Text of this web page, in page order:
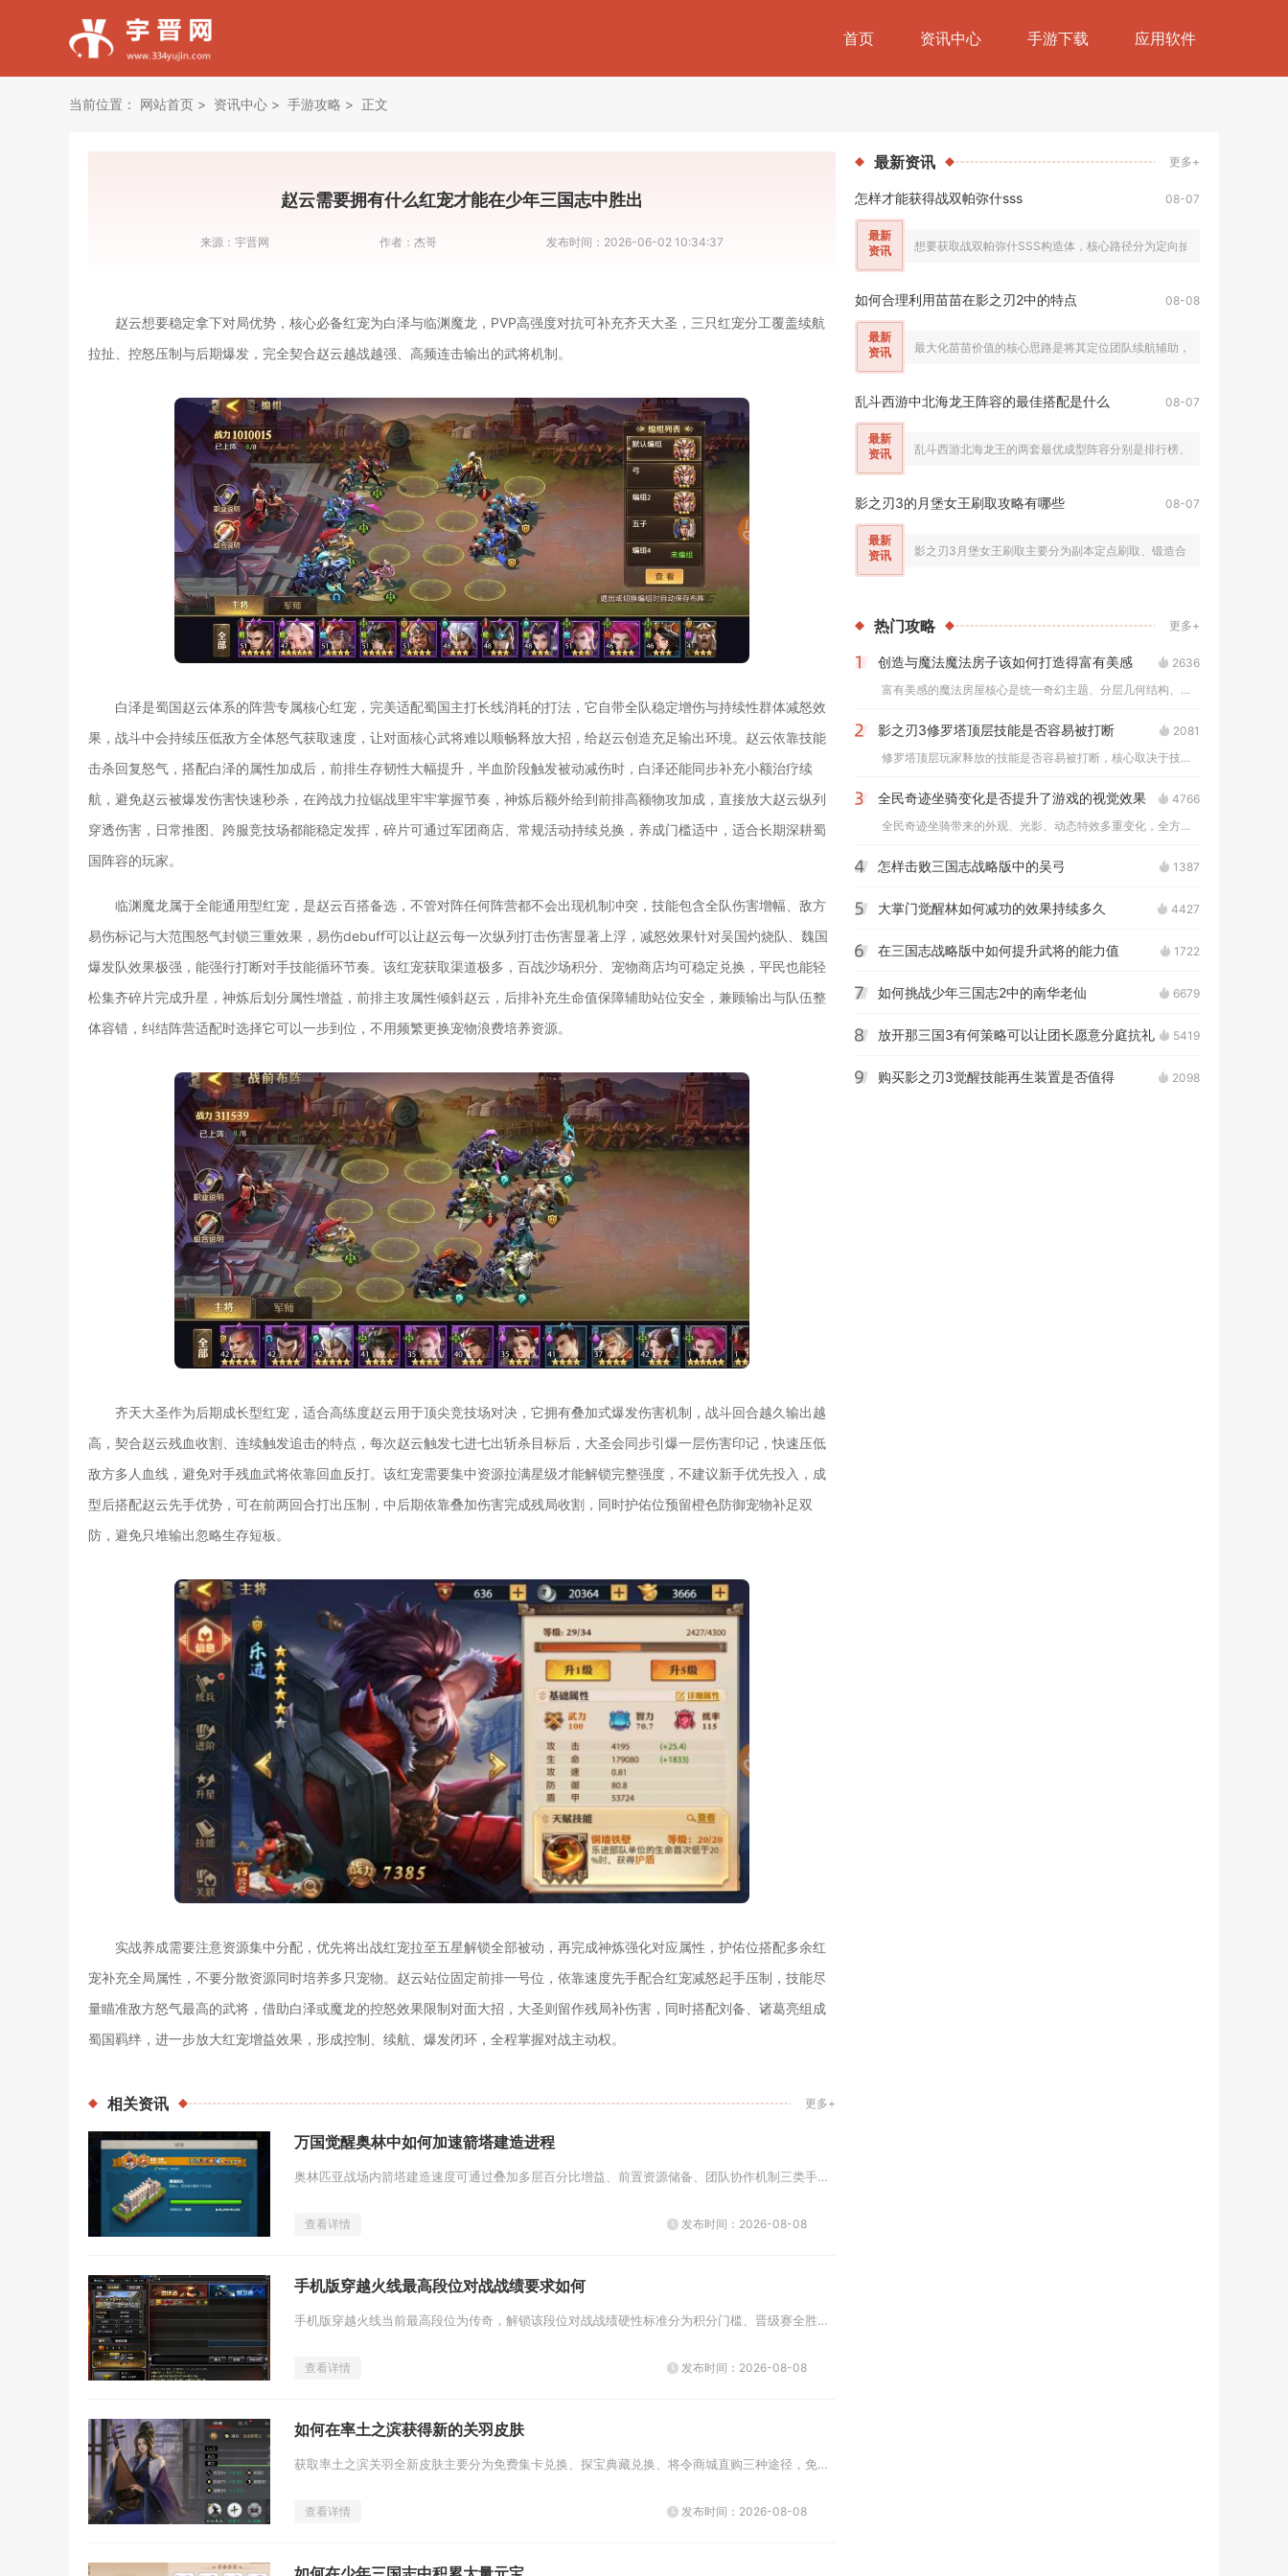
首页 资讯中心 手游下载 应用软件
当前位置： 网站首页 资讯中心 手游攻略 正文
赵云需要拥有什么红宠才能在少年三国志中胜出
来源： 宇晋网 作者： 杰哥 发布时间： 2026-06-02 10:34:37
赵云想要稳定拿下对局优势，核心必备红宠为白泽与临渊魔龙，PVP高强度对抗可补充齐天大圣，三只红宠分工覆盖续航
拉扯、控怒压制与后期爆发，完全契合赵云越战越强、高频连击输出的武将机制。
白泽是蜀国赵云体系的阵营专属核心红宠，完美适配蜀国主打长线消耗的打法，它自带全队稳定增伤与持续性群体减怒效
果，战斗中会持续压低敌方全体怒气获取速度，让对面核心武将难以顺畅释放大招，给赵云创造充足输出环境。赵云依靠技能
击杀回复怒气，搭配白泽的属性加成后，前排生存韧性大幅提升，半血阶段触发被动减伤时，白泽还能同步补充小额治疗续
航，避免赵云被爆发伤害快速秒杀，在跨战力拉锯战里牢牢掌握节奏，神炼后额外给到前排高额物攻加成，直接放大赵云纵列
穿透伤害，日常推图、跨服竞技场都能稳定发挥，碎片可通过军团商店、常规活动持续兑换，养成门槛适中，适合长期深耕蜀
国阵容的玩家。
临渊魔龙属于全能通用型红宠，是赵云百搭备选，不管对阵任何阵营都不会出现机制冲突，技能包含全队伤害增幅、敌方
易伤标记与大范围怒气封锁三重效果，易伤debuff可以让赵云每一次纵列打击伤害显著上浮，减怒效果针对吴国灼烧队、魏国
爆发队效果极强，能强行打断对手技能循环节奏。该红宠获取渠道极多，百战沙场积分、宠物商店均可稳定兑换，平民也能轻
松集齐碎片完成升星，神炼后划分属性增益，前排主攻属性倾斜赵云，后排补充生命值保障辅助站位安全，兼顾输出与队伍整
体容错，纠结阵营适配时选择它可以一步到位，不用频繁更换宠物浪费培养资源。
齐天大圣作为后期成长型红宠，适合高练度赵云用于顶尖竞技场对决，它拥有叠加式爆发伤害机制，战斗回合越久输出越
高，契合赵云残血收割、连续触发追击的特点，每次赵云触发七进七出斩杀目标后，大圣会同步引爆一层伤害印记，快速压低
敌方多人血线，避免对手残血武将依靠回血反打。该红宠需要集中资源拉满星级才能解锁完整强度，不建议新手优先投入，成
型后搭配赵云先手优势，可在前两回合打出压制，中后期依靠叠加伤害完成残局收割，同时护佑位预留橙色防御宠物补足双
防，避免只堆输出忽略生存短板。
实战养成需要注意资源集中分配，优先将出战红宠拉至五星解锁全部被动，再完成神炼强化对应属性，护佑位搭配多余红
宠补充全局属性，不要分散资源同时培养多只宠物。赵云站位固定前排一号位，依靠速度先手配合红宠减怒起手压制，技能尽
量瞄准敌方怒气最高的武将，借助白泽或魔龙的控怒效果限制对面大招，大圣则留作残局补伤害，同时搭配刘备、诸葛亮组成
蜀国羁绊，进一步放大红宠增益效果，形成控制、续航、爆发闭环，全程掌握对战主动权。
相关资讯 更多+
万国觉醒奥林中如何加速箭塔建造进程
奥林匹亚战场内箭塔建造速度可通过叠加多层百分比增益、前置资源储备、团队协作机制三类手段大幅压缩耗时，熟练搭配全部提速手段...
查看详情 发布时间：2026-08-08
手机版穿越火线最高段位对战战绩要求如何
手机版穿越火线当前最高段位为传奇，解锁该段位对战战绩硬性标准分为积分门槛、晋级赛全胜要求、单局数据评分三层，基础需累计3...
查看详情 发布时间：2026-08-08
如何在率土之滨获得新的关羽皮肤
获取率土之滨关羽全新皮肤主要分为免费集卡兑换、探宝典藏兑换、将令商城直购三种途径，免费渠道依靠日常活跃积累道具集齐卡牌即...
查看详情 发布时间：2026-08-08
最新资讯 更多+
怎样才能获得战双帕弥什sss 08-07
最新
资讯
想要获取战双帕弥什SSS构造体，核心路径分为定向抽卡补齐同名本体
如何合理利用苗苗在影之刃2中的特点 08-08
最新
资讯
最大化苗苗价值的核心思路是将其定位团队续航辅助，依托独有的全队
乱斗西游中北海龙王阵容的最佳搭配是什么 08-07
最新
资讯
乱斗西游北海龙王的两套最优成型阵容分别是排行榜、修罗对战通用的
影之刃3的月堡女王刷取攻略有哪些 08-07
最新
资讯
影之刃3月堡女王刷取主要分为副本定点刷取、锻造合成、无尽劫境产出
热门攻略 更多+
创造与魔法魔法房子该如何打造得富有美感
2636
富有美感的魔法房屋核心是统一奇幻主题、分层几何结构、冷暖光影...
2 影之刃3修罗塔顶层技能是否容易被打断
2081
修罗塔顶层玩家释放的技能是否容易被打断，核心取决于技能自带霸...
3 全民奇迹坐骑变化是否提升了游戏的视觉效果
4766
全民奇迹坐骑带来的外观、光影、动态特效多重变化，全方位提升了...
4 怎样击败三国志战略版中的吴弓 1387
5 大掌门觉醒林如何减功的效果持续多久 4427
6 在三国志战略版中如何提升武将的能力值 1722
7 如何挑战少年三国志2中的南华老仙 6679
8 放开那三国3有何策略可以让团长愿意分庭抗礼 5419
9 购买影之刃3觉醒技能再生装置是否值得 2098